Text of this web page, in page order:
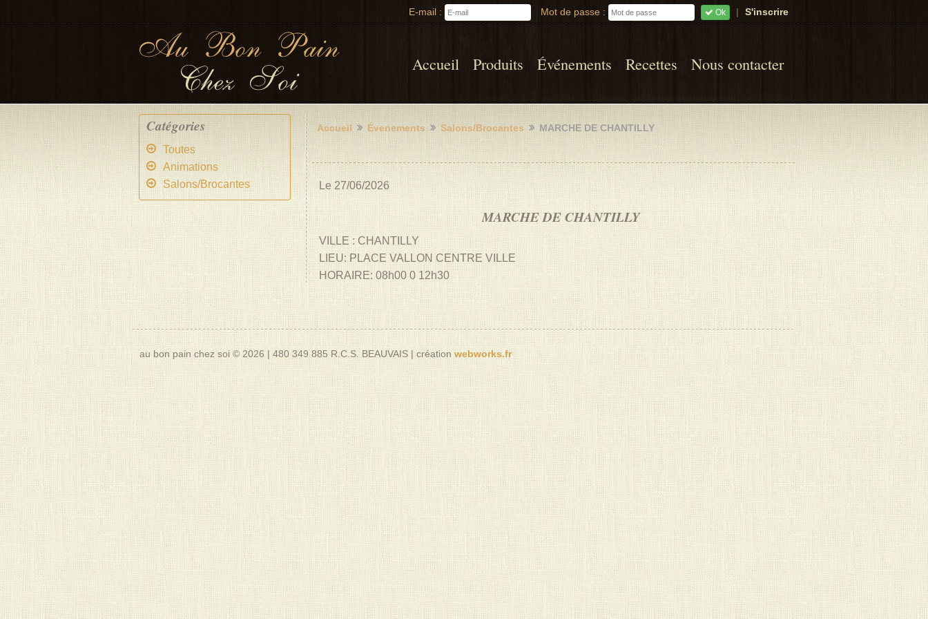
E-mail : Mot de passe : Ok | S'inscrire
Accueil Produits Événements Recettes Nous contacter
Catégories
Toutes
Animations
Salons/Brocantes
Accueil Évenements Salons/Brocantes MARCHE DE CHANTILLY
Le 27/06/2026
MARCHE DE CHANTILLY
VILLE : CHANTILLY
LIEU: PLACE VALLON CENTRE VILLE
HORAIRE: 08h00 0 12h30
au bon pain chez soi © 2026 | 480 349 885 R.C.S. BEAUVAIS| création webworks.fr